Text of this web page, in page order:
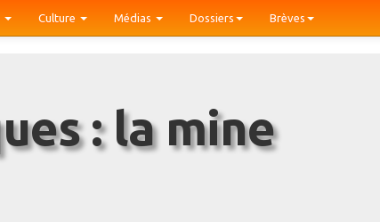
Culture Médias Dossiers Brèves